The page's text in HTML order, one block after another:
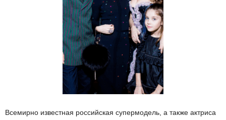
Всемирно известная российская супермодель, а также актриса